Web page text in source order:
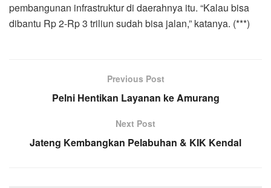
pembangunan infrastruktur di daerahnya itu. “Kalau bisa
dibantu Rp 2-Rp 3 triliun sudah bisa jalan,” katanya. (***)
Previous Post
Pelni Hentikan Layanan ke Amurang
Next Post
Jateng Kembangkan Pelabuhan & KIK Kendal